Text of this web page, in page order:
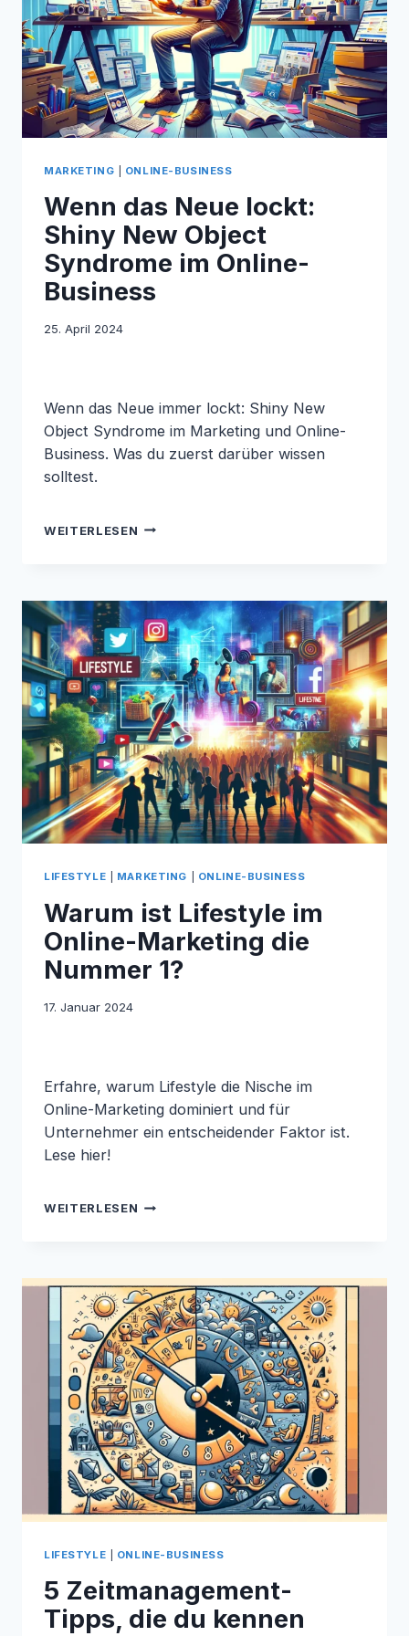
MARKETING ONLINE-BUSINESS
Wenn das Neue lockt:
Shiny New Object
Syndrome im Online-
Business
25. April 2024
Wenn das Neue immer lockt: Shiny New
Object Syndrome im Marketing und Online-
Business. Was du zuerst darüber wissen
solltest.
WEITERLESEN WENN
SHINY
NEW
OBJECT
SYNDROME
IM
ONLINE-
BUSINESS
LIFESTYLE MARKETING ONLINE-BUSINESS
Warum ist Lifestyle im
Online-Marketing die
Nummer 1?
17. Januar 2024
Erfahre, warum Lifestyle die Nische im
Online-Marketing dominiert und für
Unternehmer ein entscheidender Faktor ist.
Lese hier!
WEITERLESEN WARUM
IM
ONLINE-
MARKETING
DIE
NUMMER
1?
LIFESTYLE ONLINE-BUSINESS
5 Zeitmanagement-
Tipps, die du kennen